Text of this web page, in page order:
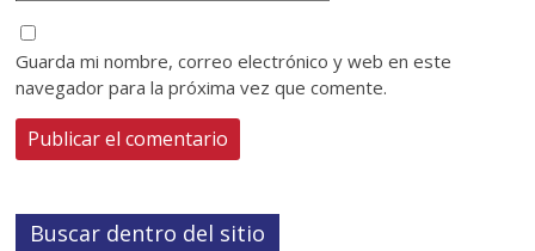
Guarda mi nombre, correo electrónico y web en este
navegador para la próxima vez que comente.
Buscar dentro del sitio